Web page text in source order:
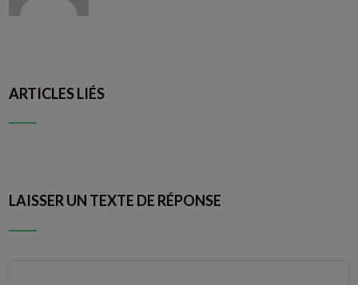
ARTICLES LIÉS
LAISSER UN TEXTE DE RÉPONSE